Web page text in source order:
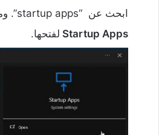
ابحث عن “startup apps”. ومن نتائج البحث اختر
Startup Apps لفتحها.